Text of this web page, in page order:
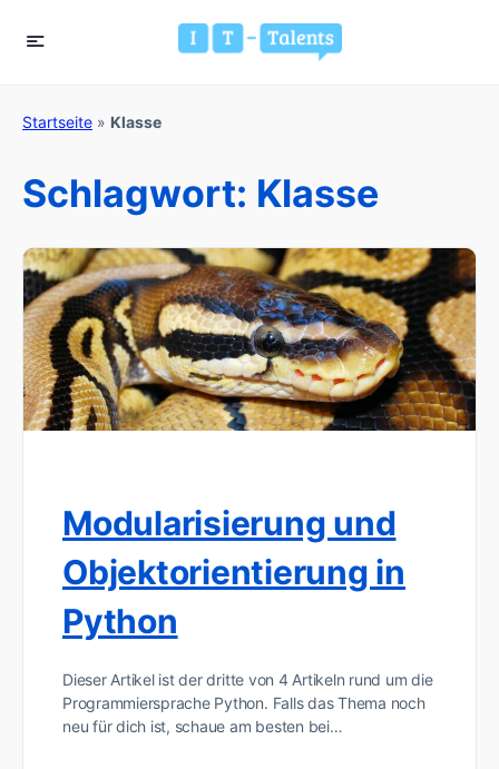
Startseite » Klasse
Schlagwort: Klasse
Modularisierung und
Objektorientierung in
Python
Dieser Artikel ist der dritte von 4 Artikeln rund um die
Programmiersprache Python. Falls das Thema noch
neu für dich ist, schaue am besten bei…